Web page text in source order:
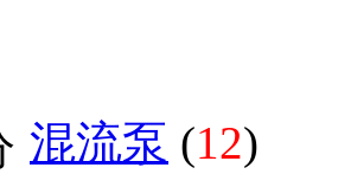
混流泵 (12)